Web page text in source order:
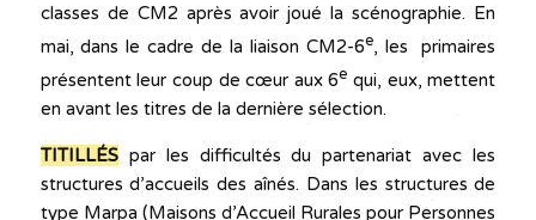
classes de CM2 après avoir joué la scénographie. En
mai, dans le cadre de la liaison CM2-6e, les primaires
présentent leur coup de cœur aux 6e qui, eux, mettent
en avant les titres de la dernière sélection.
TITILLÉSpar les difficultés du partenariat avec les
structures d’accueils des aînés. Dans les structures de
type Marpa (Maisons d’Accueil Rurales pour Personnes